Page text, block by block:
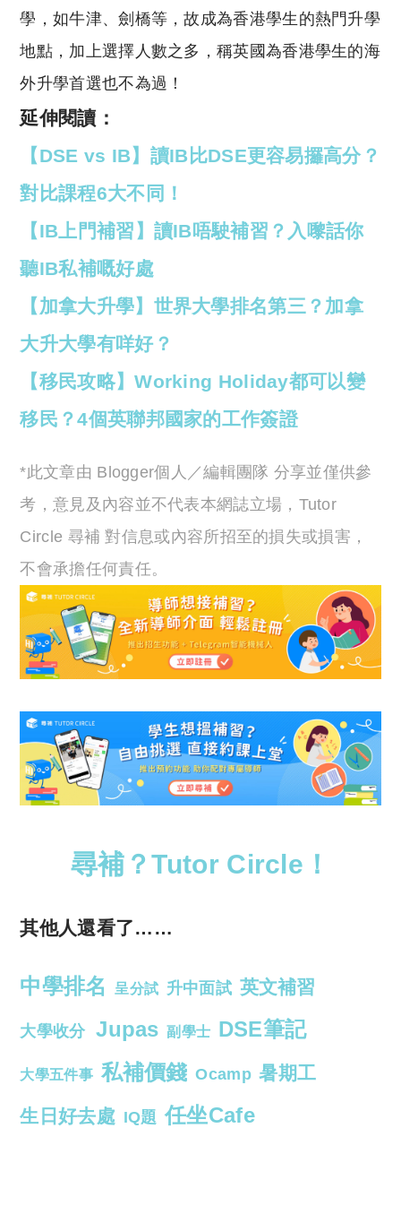
學，如牛津、劍橋等，故成為香港學生的熱門升學
地點，加上選擇人數之多，稱英國為香港學生的海
外升學首選也不為過！
延伸閱讀：
【DSE vs IB】讀IB比DSE更容易攞高分？
對比課程6大不同！
【IB上門補習】讀IB唔駛補習？入嚟話你
聽IB私補嘅好處
【加拿大升學】世界大學排名第三？加拿
大升大學有咩好？
【移民攻略】Working Holiday都可以變
移民？4個英聯邦國家的工作簽證
*此文章由 Blogger個人／編輯團隊 分享並僅供參
考，意見及內容並不代表本網誌立場，Tutor
Circle 尋補 對信息或內容所招至的損失或損害，
不會承擔任何責任。
尋補？Tutor Circle！
其他人還看了……
中學排名 呈分試 升中面試 英文補習
大學收分 Jupas 副學士 DSE筆記
大學五件事 私補價錢 Ocamp 暑期工
生日好去處 IQ題 任坐Cafe